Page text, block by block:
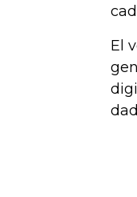
El